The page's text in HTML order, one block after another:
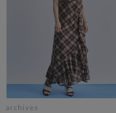
archives